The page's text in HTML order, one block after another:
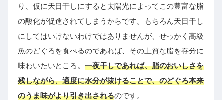
り、仮に天日干しにすると太陽光によってこの豊富な脂
の酸化が促進されてしまうからです。もちろん天日干し
にしてはいけないわけではありませんが、せっかく高級
魚のどぐろを食べるのであれば、その上質な脂を存分に
味わいたいところ。 一夜干しであれば、脂のおいしさを
残しながら、適度に水分が抜けることで、のどぐろ本来
のうま味がより引き出されるのです。